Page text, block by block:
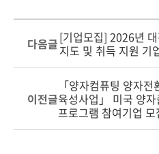
다음글[기업모집] 2026년
지도 및 취득 지원 기
이전글
「양자컴퓨팅 양자
육성사업」 미국 양
프로그램 참여기업 모